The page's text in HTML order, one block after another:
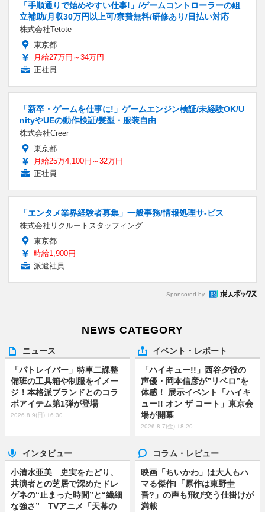
「手順通りで始めやすい仕事!」/ゲームコントローラーの組
立補助/月収30万円以上可/寮費無料/研修あり/日払い対応
株式会社Tetote
東京都
月給27万円～34万円
正社員
「新卒・ゲームを仕事に!」ゲームエンジン検証/未経験OK/U
nityやUEの動作検証/髪型・服装自由
株式会社Creer
東京都
月給25万4,100円～32万円
正社員
「エンタメ業界経験者募集」一般事務/情報処理サ-ビス
株式会社リクルートスタッフィング
東京都
時給1,900円
派遣社員
Sponsored by
NEWS CATEGORY
ニュース
「パトレイバー」特車二課整
備班の工具箱や制服をイメー
ジ！本格派ブランドとのコラ
ボアイテム第1弾が登場
2026.8.9(日) 16:30
イベント・レポート
「ハイキュー!!」西谷夕役の
声優・岡本信彦が”リベロ”を
体感！ 展示イベント「ハイキ
ュー!! オン ザ コート」東京会
場が開幕
2026.8.7(金) 18:20
インタビュー
小清水亜美 史実をたどり、
共演者との芝居で深めたドレ
ゲネの“止まった時間”と“繊細
な強さ” TVアニメ「天幕の
コラム・レビュー
映画「ちいかわ」は大人もハ
マる傑作!「原作は東野圭
吾?」の声も飛び交う仕掛けが
満載